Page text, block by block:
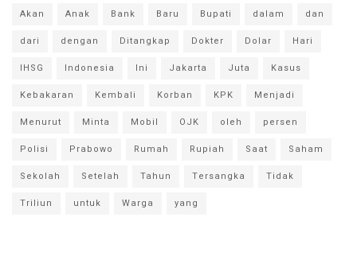
Akan Anak Bank Baru Bupati dalam
dan
dari
dengan Ditangkap Dokter Dolar
Hari
IHSG
Indonesia Ini Jakarta Juta
Kasus
Kebakaran
Kembali Korban KPK
Menjadi
Menurut
Minta Mobil OJK oleh
persen
Polisi
Prabowo Rumah Rupiah Saat
Saham
Sekolah
Setelah Tahun Tersangka
Tidak
Triliun
untuk Warga yang